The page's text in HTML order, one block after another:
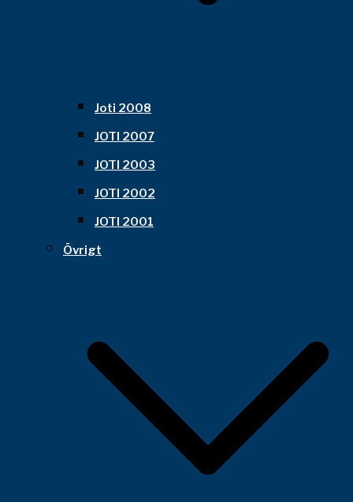
Joti 2008
JOTI 2007
JOTI 2003
JOTI 2002
JOTI 2001
Övrigt